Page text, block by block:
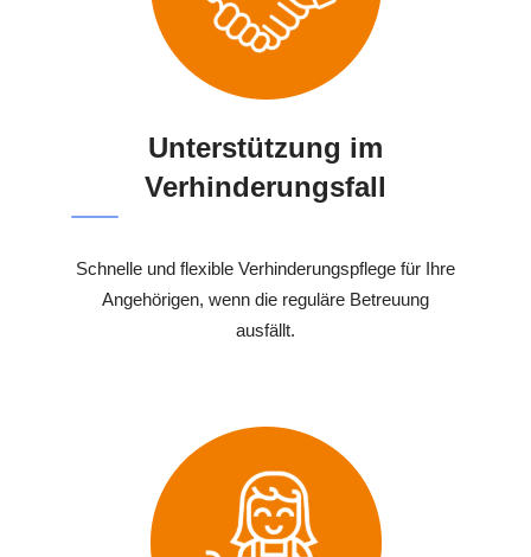
Unterstützung im
Verhinderungsfall
Schnelle und flexible Verhinderungspflege für Ihre
Angehörigen, wenn die reguläre Betreuung
ausfällt.